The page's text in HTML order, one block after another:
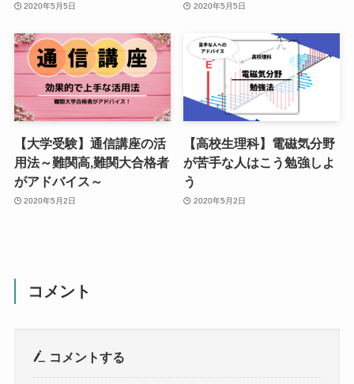
2020年5月5日 2020年5月5日
【大学受験】通信講座の活
用法～難関高,難関大合格者
がアドバイス～
2020年5月2日
【高校生理科】電磁気分野
が苦手な人はこう勉強しよ
う
2020年5月2日
コメント
コメントする